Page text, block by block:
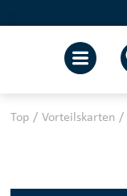
Top / Vorteilskarten /